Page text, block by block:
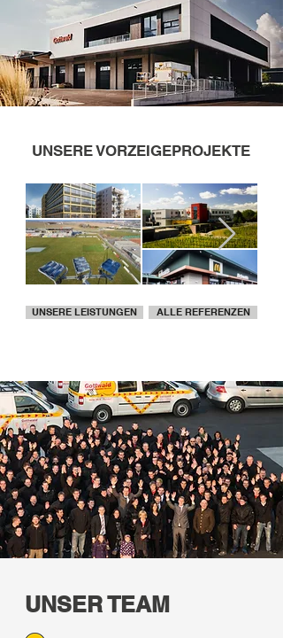
UNSERE VORZEIGEPROJEKTE
UNSERE LEISTUNGEN ALLE REFERENZEN
UNSER TEAM